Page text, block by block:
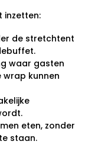
inzetten:
de stretchtent
waar gasten
kunnen
eten, zonder
staan.